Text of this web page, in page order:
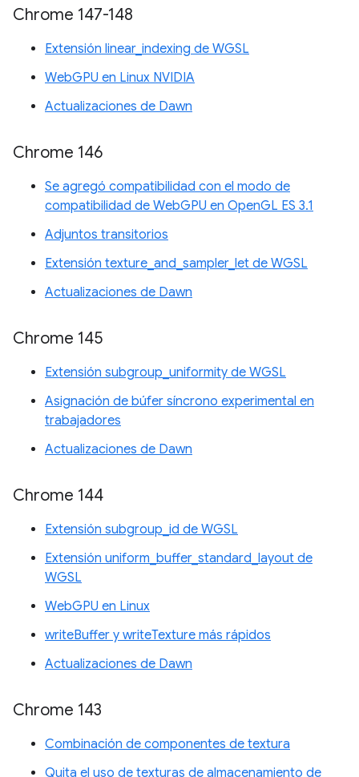
Chrome 147-148
Extensión linear_indexing de WGSL
WebGPU en Linux NVIDIA
Actualizaciones de Dawn
Chrome 146
Se agregó compatibilidad con el modo de
compatibilidad de WebGPU en OpenGL ES 3.1
Adjuntos transitorios
Extensión texture_and_sampler_let de WGSL
Actualizaciones de Dawn
Chrome 145
Extensión subgroup_uniformity de WGSL
Asignación de búfer síncrono experimental en
trabajadores
Actualizaciones de Dawn
Chrome 144
Extensión subgroup_id de WGSL
Extensión uniform_buffer_standard_layout de
WGSL
WebGPU en Linux
writeBuffer y writeTexture más rápidos
Actualizaciones de Dawn
Chrome 143
Combinación de componentes de textura
Quita el uso de texturas de almacenamiento de